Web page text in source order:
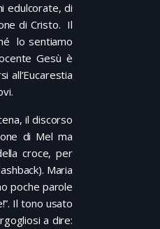
edulcorate, di
di Cristo. Il
lo sentiamo
Gesù è
all’Eucarestia
il discorso
di Mel ma
croce, per
Maria
poche parole
Il tono usato
a dire: